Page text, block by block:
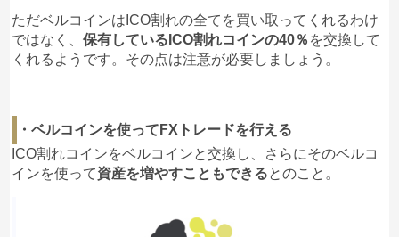
ただベルコインはICO割れの全てを買い取ってくれるわけ
ではなく、保有しているICO割れコインの40％ を交換して
くれるようです。その点は注意が必要しましょう。
・ベルコインを使ってFXトレードを行える
ICO割れコインをベルコインと交換し、さらにそのベルコ
インを使って資産を増やすこともできるとのこと。